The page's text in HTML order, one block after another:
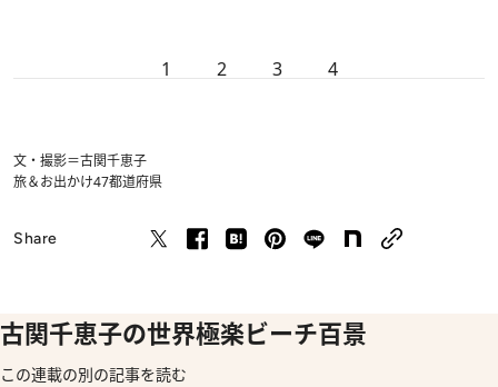
1 2 3 4
文・撮影＝古関千恵子
旅＆お出かけ47都道府県
Share
古関千恵子の世界極楽ビーチ百景
この連載の別の記事を読む